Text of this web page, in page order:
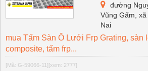
đường
Vũng Gấm,
Nai
mua Tấm Sàn Ô Lưới Frp Grating, sàn
composite, tấm frp...
[Mã: G-59066-11] [xem: 2777]